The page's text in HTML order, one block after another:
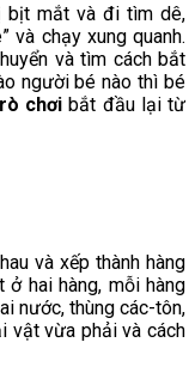
bịt mắt và đi tìm dê,
và chạy xung quanh.
và tìm cách bắt
người bé nào thì bé
chơi bắt đầu lại từ
và xếp thành hàng
hai hàng, mỗi hàng
nước, thùng các-tôn,
vật vừa phải và cách